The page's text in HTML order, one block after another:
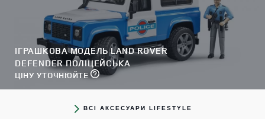
ІГРАШКОВА МОДЕЛЬ LAND ROVER
DEFENDER ПОЛІЦЕЙСЬКА
ЦІНУ УТОЧНЮЙТЕ
ВСІ АКСЕСУАРИ LIFESTYLE